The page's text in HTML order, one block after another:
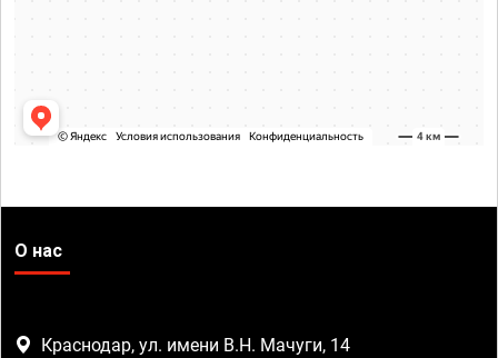
О нас
Краснодар, ул. имени В.Н. Мачуги, 14